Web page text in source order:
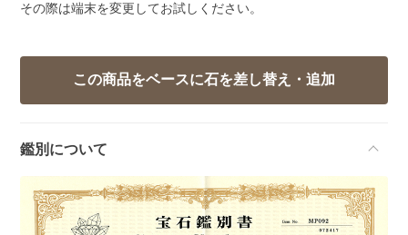
その際は端末を変更してお試しください。
鑑別について